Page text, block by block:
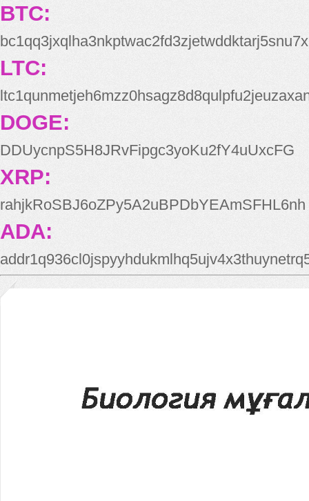
BTC:
bc1qq3jxqlha3nkptwac2fd3zjetwddktarj5snu7x
LTC:
DOGE:
DDUycnpS5H8JRvFipgc3yoKu2fY4uUxcFG
XRP:
rahjkRoSBJ6oZPy5A2uBPDbYEAmSFHL6nh
ADA: